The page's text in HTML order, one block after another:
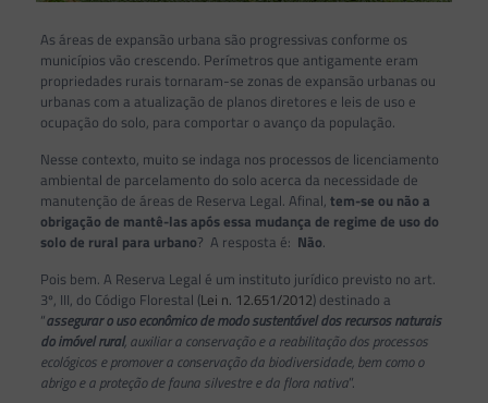
As áreas de expansão urbana são progressivas conforme os
municípios vão crescendo. Perímetros que antigamente eram
propriedades rurais tornaram-se zonas de expansão urbanas ou
urbanas com a atualização de planos diretores e leis de uso e
ocupação do solo, para comportar o avanço da população.
Nesse contexto, muito se indaga nos processos de licenciamento
ambiental de parcelamento do solo acerca da necessidade de
manutenção de áreas de Reserva Legal. Afinal, tem-se ou não a
obrigação de mantê-las após essa mudança de regime de uso do
solo de rural para urbano? A resposta é: Não.
Pois bem. A Reserva Legal é um instituto jurídico previsto no art.
3º, III, do Código Florestal (Lei n. 12.651/2012) destinado a
“assegurar o uso econômico de modo sustentável dos recursos naturais
do imóvel rural, auxiliar a conservação e a reabilitação dos processos
ecológicos e promover a conservação da biodiversidade, bem como o
abrigo e a proteção de fauna silvestre e da flora nativa”.